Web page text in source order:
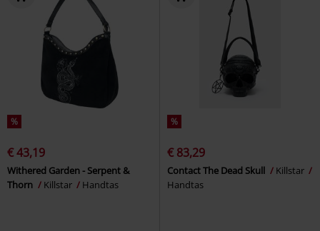
%
€ 43,19
Withered Garden - Serpent &
Thorn
Killstar Handtas
%
€ 83,29
Contact The Dead Skull
Killstar
Handtas